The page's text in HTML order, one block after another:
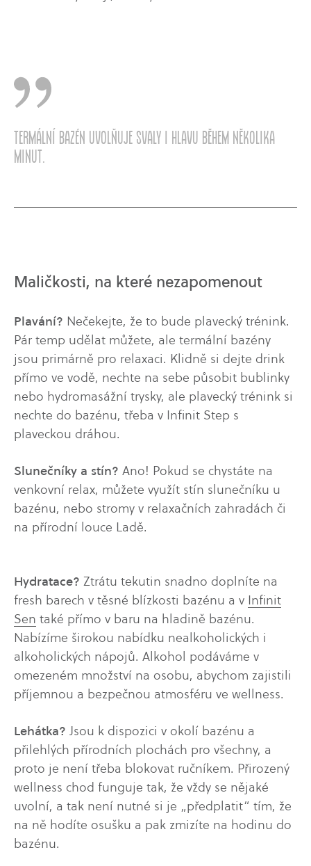
Termální bazén uvolňuje svaly i hlavu během několika
minut.
Maličkosti, na které nezapomenout
Plavání? Nečekejte, že to bude plavecký trénink.
Pár temp udělat můžete, ale termální bazény
jsou primárně pro relaxaci. Klidně si dejte drink
přímo ve vodě, nechte na sebe působit bublinky
nebo hydromasážní trysky, ale plavecký trénink si
nechte do bazénu, třeba v Infinit Step s
plaveckou dráhou.
Slunečníky a stín? Ano! Pokud se chystáte na
venkovní relax, můžete využít stín slunečníku u
bazénu, nebo stromy v relaxačních zahradách či
na přírodní louce Ladě.
Hydratace? Ztrátu tekutin snadno doplníte na
fresh barech v těsné blízkosti bazénu a v Infinit
Sen také přímo v baru na hladině bazénu.
Nabízíme širokou nabídku nealkoholických i
alkoholických nápojů. Alkohol podáváme v
omezeném množství na osobu, abychom zajistili
příjemnou a bezpečnou atmosféru ve wellness.
Lehátka? Jsou k dispozici v okolí bazénu a
přilehlých přírodních plochách pro všechny, a
proto je není třeba blokovat ručníkem. Přirozený
wellness chod funguje tak, že vždy se nějaké
uvolní, a tak není nutné si je „předplatit“ tím, že
na ně hodíte osušku a pak zmizíte na hodinu do
bazénu.